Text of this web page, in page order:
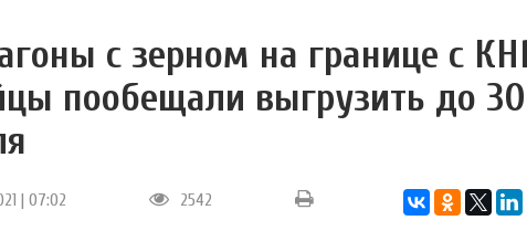
с зерном на границе с
пообещали выгрузить до 30
| 07:02 2542